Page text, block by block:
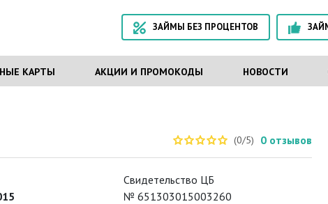
ЗАЙМЫ БЕЗ ПРОЦЕНТОВ
КАРТЫ АКЦИИ И ПРОМОКОДЫ НОВОСТИ
(0/5) 0 отзывов
Свидетельство ЦБ
№ 651303015003260